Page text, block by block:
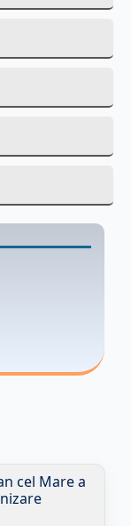
cel Mare a